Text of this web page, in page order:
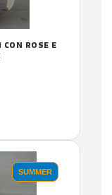
ROSE E
SUMMER